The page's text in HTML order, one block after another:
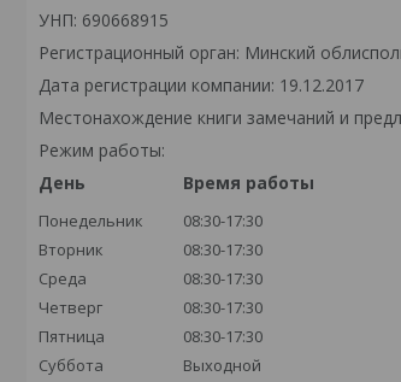
УНП: 690668915
Регистрационный орган: Минский
Дата регистрации компании: 19.12.2017
Местонахождение книги замечаний и
Режим работы:
День
Время работы
Понедельник
08:30-17:30
Вторник
08:30-17:30
Среда
08:30-17:30
Четверг
08:30-17:30
Пятница
08:30-17:30
Суббота
Выходной